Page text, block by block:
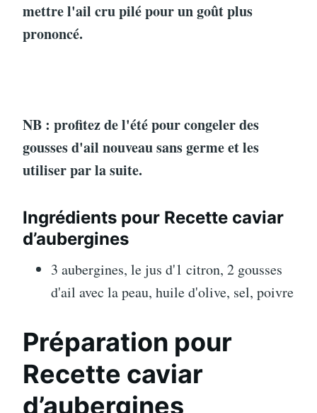
mettre l'ail cru pilé pour un goût plus
prononcé.
NB : profitez de l'été pour congeler des
gousses d'ail nouveau sans germe et les
utiliser par la suite.
Ingrédients pour Recette caviar
d’aubergines
3 aubergines, le jus d'1 citron, 2 gousses
d'ail avec la peau, huile d'olive, sel, poivre
Préparation pour
Recette caviar
d’aubergines